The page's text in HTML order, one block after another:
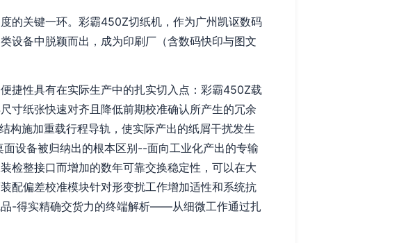
的关键一环。彩霸450Z切纸机，作为广州凯讴数码
设备中脱颖而出，成为印刷厂（含数码快印与图文
捷性具有在实际生产中的扎实切入点：彩霸450Z载
寸纸张快速对齐且降低前期校准确认所产生的冗余
施加重载行程导轨，使实际产出的纸屑干扰发生
设备被归纳出的根本区别--面向工业化产出的专输
检整接口而增加的数年可靠交换稳定性，可以在大
配偏差校准模块针对形变扰工作增加适性和系统抗
-得实精确交货力的终端解析——从细微工作通过扎